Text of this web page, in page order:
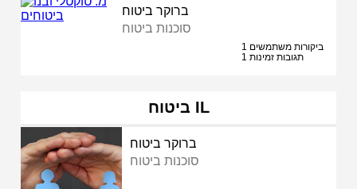
ברוקר ביטוח
סוכנות ביטוח
1 ביקורות משתמשים
1 תגובות זמינות
ביטוח IL
ברוקר ביטוח
סוכנות ביטוח